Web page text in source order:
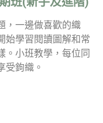
，一邊做喜歡的織
始學習閱讀圖解和常
。小班教學，每位同
受鉤織。